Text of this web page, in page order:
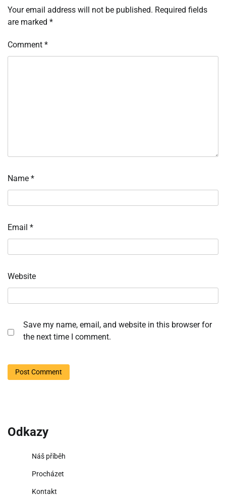
Your email address will not be published. Required fields
are marked *
Comment *
Name *
Email *
Website
Save my name, email, and website in this browser for
the next time I comment.
Odkazy
Náš příběh
Procházet
Kontakt